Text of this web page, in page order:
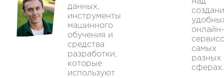
данных,
инструменты
машинного
обучения и
средства
разработки,
которые
используют
онлайн-
самых
разных
сферах.